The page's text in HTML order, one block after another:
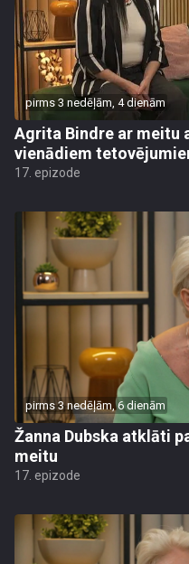
pirms 3 nedēļām, 4 dienām
Agrita Bindre ar meitu
vienādiem
17. epizode
pirms 3 nedēļām, 6 dienām
Žanna Dubska atklāti
meitu
17. epizode